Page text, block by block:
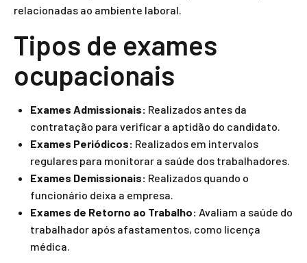
relacionadas ao ambiente laboral.
Tipos de exames
ocupacionais
Exames Admissionais: Realizados antes da
contratação para verificar a aptidão do candidato.
Exames Periódicos: Realizados em intervalos
regulares para monitorar a saúde dos trabalhadores.
Exames Demissionais: Realizados quando o
funcionário deixa a empresa.
Exames de Retorno ao Trabalho: Avaliam a saúde do
trabalhador após afastamentos, como licença
médica.